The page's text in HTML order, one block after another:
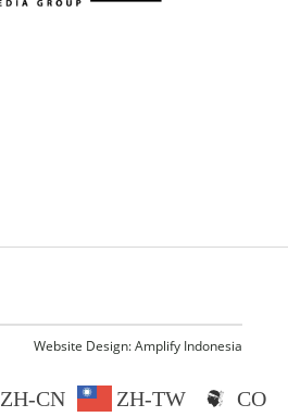
Website Design:Amplify Indonesia
ZH-CN ZH-TW CO